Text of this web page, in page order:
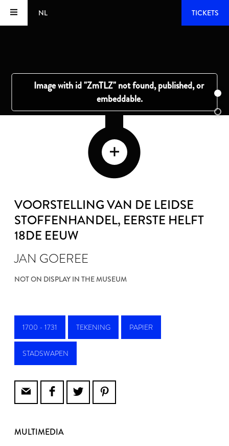
NL TICKETS
VOORSTELLING VAN DE LEIDSE
STOFFENHANDEL, EERSTE HELFT
18DE EEUW
JAN GOEREE
NOT ON DISPLAY IN THE MUSEUM
1700 - 1731 TEKENING PAPIER
STADSWAPEN
MULTIMEDIA